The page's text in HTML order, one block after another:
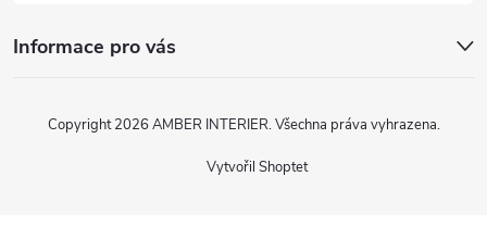
Informace pro vás
Vytvořil Shoptet
Copyright 2026 AMBER INTERIER. Všechna práva vyhrazena.